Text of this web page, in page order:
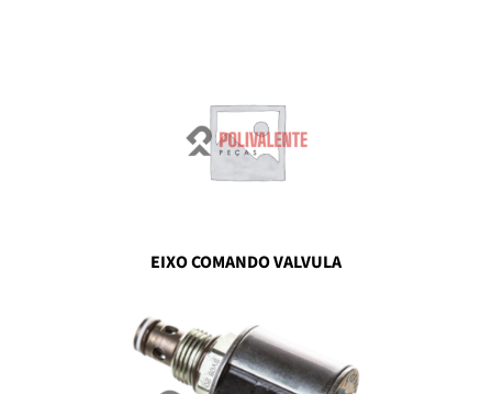
EIXO COMANDO VALVULA